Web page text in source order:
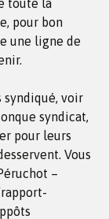
toute la
pour bon
une ligne de
syndiqué, voir
syndicat,
pour leurs
Vous
–